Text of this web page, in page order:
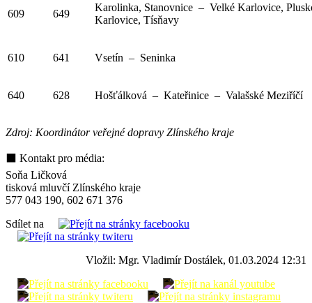
609 649
Karolinka, Stanovnice – Velké Karlovice,
Karlovice, Tísňavy
610 641 Vsetín – Seninka
640 628 Hošťálková – Kateřinice – Valašské Meziříčí
Zdroj: Koordinátor veřejné dopravy Zlínského kraje
⬛ Kontakt pro média:
Soňa Ličková
tisková mluvčí Zlínského kraje
577 043 190, 602 671 376
Sdílet na
Vložil: Mgr. Vladimír Dostálek, 01.03.2024 12:31